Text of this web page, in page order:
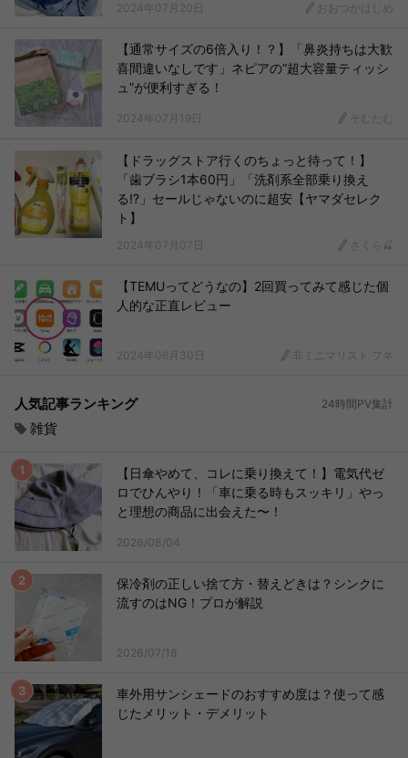
2024年07月20日 おおつかはじめ
【通常サイズの6倍入り！？】「鼻炎持ちは大歓
喜間違いなしです」ネピアの“超大容量ティッシ
ュ”が便利すぎる！
2024年07月19日 そむたむ
【ドラッグストア行くのちょっと待って！】
「歯ブラシ1本60円」「洗剤系全部乗り換え
る!?」セールじゃないのに超安【ヤマダセレク
ト】
2024年07月07日 さくら🍒
【TEMUってどうなの】2回買ってみて感じた個
人的な正直レビュー
2024年06月30日 非ミニマリスト フネ
人気記事ランキング 24時間PV集計
雑貨
【日傘やめて、コレに乗り換えて！】電気代ゼ
ロでひんやり！「車に乗る時もスッキリ」やっ
と理想の商品に出会えた〜！
2026/08/04
保冷剤の正しい捨て方・替えどきは？シンクに
流すのはNG！プロが解説
2026/07/18
車外用サンシェードのおすすめ度は？使って感
じたメリット・デメリット